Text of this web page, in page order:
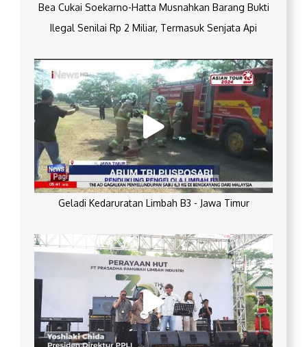
Bea Cukai Soekarno-Hatta Musnahkan Barang Bukti
Ilegal Senilai Rp 2 Miliar, Termasuk Senjata Api
Geladi Kedaruratan Limbah B3 - Jawa Timur